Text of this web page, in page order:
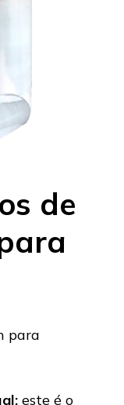
de
para
este é o